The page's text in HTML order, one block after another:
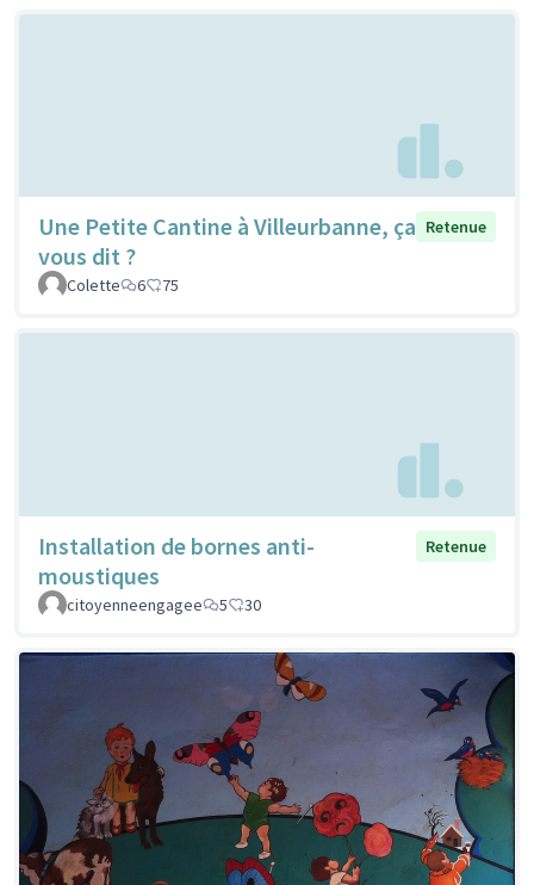
Une Petite Cantine à Villeurbanne, ça
vous dit ?
Retenue
Colette 6 75
Installation de bornes anti-
moustiques
Retenue
citoyenneengagee 5 30